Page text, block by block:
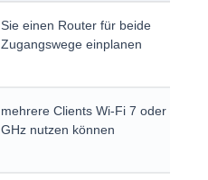
Sie einen Router für beide
Zugangswege einplanen
mehrere Clients Wi-Fi 7 oder 6
GHz nutzen können